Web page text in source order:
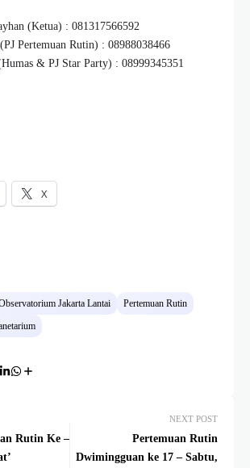
(Ketua) : 081317566592
Pertemuan Rutin) : 08988038466
& PJ Star Party) : 08999345351
X
Jakarta Lantai
Pertemuan Rutin
Rutin Ke –
NEXT POST
Pertemuan Rutin
Dwimingguan ke 17 – Sabtu,